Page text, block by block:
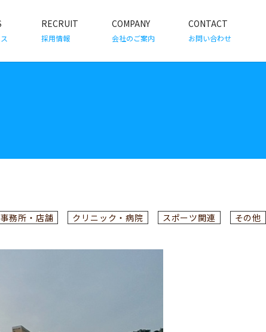
RECRUIT
採用情報
COMPANY
会社のご案内
CONTACT
お問い合わせ
事務所・店舗 クリニック・病院 スポーツ関連 その他